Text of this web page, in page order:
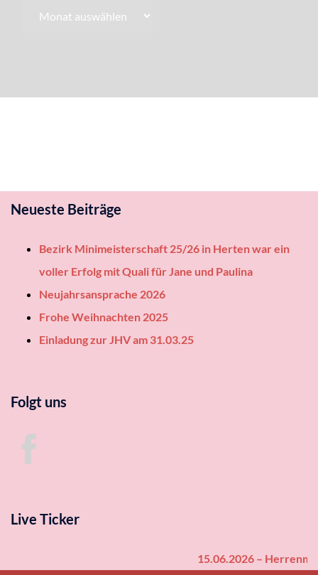
Neueste Beiträge
Bezirk Minimeisterschaft 25/26 in Herten war ein
voller Erfolg mit Quali für Jane und Paulina
Neujahrsansprache 2026
Frohe Weihnachten 2025
Einladung zur JHV am 31.03.25
Folgt uns
Live Ticker
15.06.2026 –